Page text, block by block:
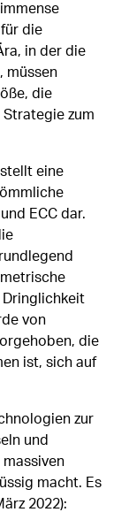
die
in der die
müssen
die
zum
eine
ECC dar.
Dringlichkeit
von
die
ist, sich auf
zur
und
macht. Es
2022):